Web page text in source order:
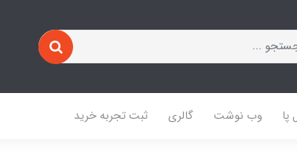
پا وب نوشت گالری ثبت تجربه خرید